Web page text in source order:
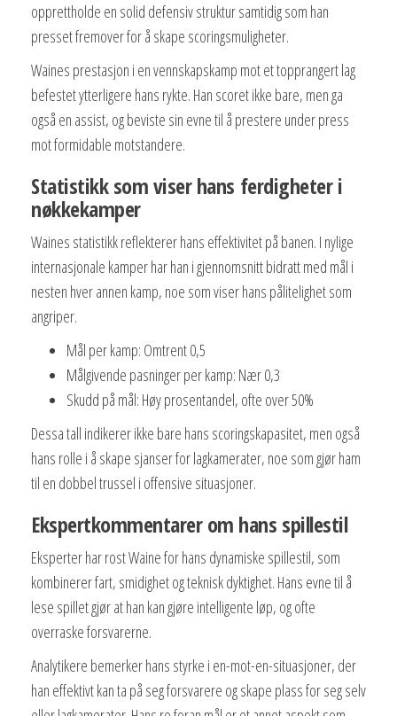
opprettholde en solid defensiv struktur samtidig som han
presset fremover for å skape scoringsmuligheter.
Waines prestasjon i en vennskapskamp mot et topprangert lag
befestet ytterligere hans rykte. Han scoret ikke bare, men ga
også en assist, og beviste sin evne til å prestere under press
mot formidable motstandere.
Statistikk som viser hans ferdigheter i
nøkkekamper
Waines statistikk reflekterer hans effektivitet på banen. I nylige
internasjonale kamper har han i gjennomsnitt bidratt med mål i
nesten hver annen kamp, noe som viser hans pålitelighet som
angriper.
Mål per kamp: Omtrent 0,5
Målgivende pasninger per kamp: Nær 0,3
Skudd på mål: Høy prosentandel, ofte over 50%
Dessa tall indikerer ikke bare hans scoringskapasitet, men også
hans rolle i å skape sjanser for lagkamerater, noe som gjør ham
til en dobbel trussel i offensive situasjoner.
Ekspertkommentarer om hans spillestil
Eksperter har rost Waine for hans dynamiske spillestil, som
kombinerer fart, smidighet og teknisk dyktighet. Hans evne til å
lese spillet gjør at han kan gjøre intelligente løp, og ofte
overraske forsvarerne.
Analytikere bemerker hans styrke i en-mot-en-situasjoner, der
han effektivt kan ta på seg forsvarere og skape plass for seg selv